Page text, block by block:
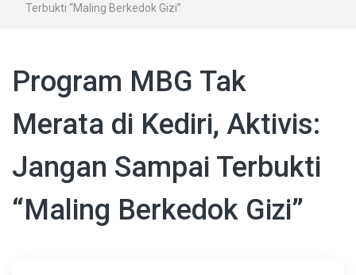
Terbukti “Maling Berkedok Gizi”
Program MBG Tak
Merata di Kediri, Aktivis:
Jangan Sampai Terbukti
“Maling Berkedok Gizi”